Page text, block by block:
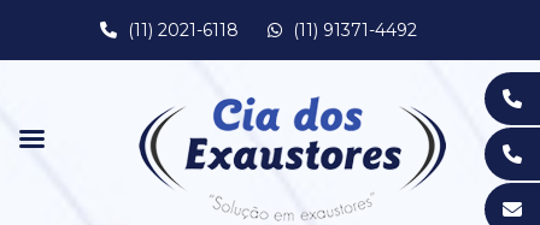
(11) 2021-6118 (11) 91371-4492